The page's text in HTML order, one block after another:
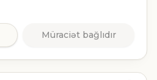
Müraciət bağlıdır